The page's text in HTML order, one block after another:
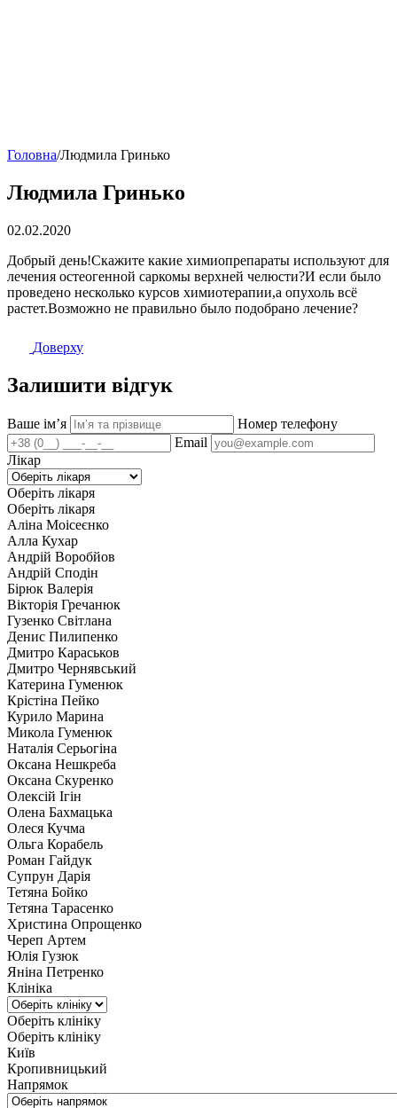
Головна/Людмила Гринько
Людмила Гринько
02.02.2020
Добрый день!Скажите какие химиопрепараты используют для
лечения остеогенной саркомы верхней челюсти?И если было
проведено несколько курсов химиотерапии,а опухоль всё
растет.Возможно не правильно было подобрано лечение?
Доверху
Залишити відгук
Ваше імʼя
Номер телефону
Email
Лікар
Оберіть лікаря
Оберіть лікаря
Аліна Моісеєнко
Алла Кухар
Андрій Воробйов
Андрій Сподін
Бірюк Валерія
Вікторія Гречанюк
Гузенко Світлана
Денис Пилипенко
Дмитро Караськов
Дмитро Чернявський
Катерина Гуменюк
Крістіна Пейко
Курило Марина
Микола Гуменюк
Наталія Серьогіна
Оксана Нешкреба
Оксана Скуренко
Олексій Ігін
Олена Бахмацька
Олеся Кучма
Ольга Корабель
Роман Гайдук
Супрун Дарія
Тетяна Бойко
Тетяна Тарасенко
Христина Опрощенко
Череп Артем
Юлія Гузюк
Яніна Петренко
Клініка
Оберіть клініку
Оберіть клініку
Київ
Кропивницький
Напрямок